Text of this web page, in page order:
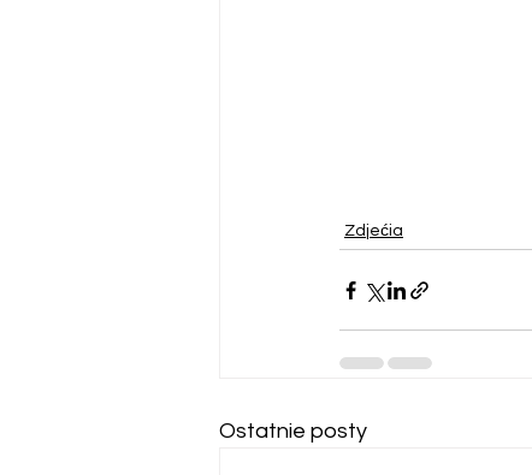
Zdjećia
Ostatnie posty